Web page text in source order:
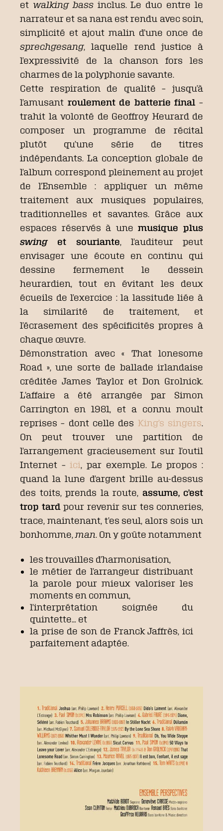
et walking bassinclus. Le duo entre le
narrateur et sa nana est rendu avec soin,
simplicité et ajout malin d’une once de
sprechgesang, laquelle rend justice à
l’expressivité de la chanson fors les
charmes de la polyphonie savante.
Cette respiration de qualité – jusqu’à
l’amusant roulement de batterie final –
trahit la volonté de Geoffroy Heurard de
composer un programme de récital
plutôt qu’une série de titres
indépendants. La conception globale de
l’album correspond pleinement au projet
de l’Ensemble : appliquer un même
traitement aux musiques populaires,
traditionnelles et savantes. Grâce aux
espaces réservés à unemusique plus
swinget souriante, l’auditeur peut
envisager une écoute en continu qui
dessine fermement le dessein
heurardien, tout en évitant les deux
écueils de l’exercice : la lassitude liée à
la similarité de traitement, et
l’écrasement des spécificités propres à
chaque œuvre.
Démonstration avec « That lonesome
Road », une sorte de ballade irlandaise
créditée James Taylor et Don Grolnick.
L’affaire a été arrangée par Simon
Carrington en 1981, et a connu moult
reprises – dont celle des King’s singers.
On peut trouver une partition de
l’arrangement gracieusement sur l’outil
Internet –ici, par exemple. Le propos :
quand la lune d’argent brille au-dessus
des toits, prends la route, assume, c’est
trop tardpour revenir sur tes conneries,
trace, maintenant, t’es seul, alors sois un
bonhomme, man. On y goûte notamment
les trouvailles d’harmonisation,
le métier de l’arrangeur distribuant
la parole pour mieux valoriser les
moments en commun,
l’interprétation soignée du
quintette… et
la prise de son de Franck Jaffrès, ici
parfaitement adaptée.